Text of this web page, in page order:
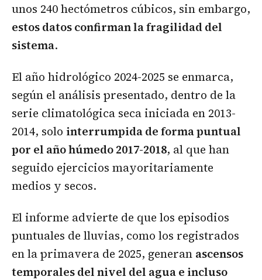
unos 240 hectómetros cúbicos, sin embargo,
estos datos confirman la fragilidad del
sistema.
El año hidrológico 2024-2025 se enmarca,
según el análisis presentado, dentro de la
serie climatológica seca iniciada en 2013-
2014, solo interrumpida de forma puntual
por el año húmedo 2017-2018, al que han
seguido ejercicios mayoritariamente
medios y secos.
El informe advierte de que los episodios
puntuales de lluvias, como los registrados
en la primavera de 2025, generan ascensos
temporales del nivel del agua e incluso